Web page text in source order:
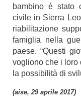
bambino è stato
civile in Sierra
riabilitazione
famiglia nella
paese. “Questi
vogliono che i loro
la possibilità di
(aise, 29 aprile 2017)